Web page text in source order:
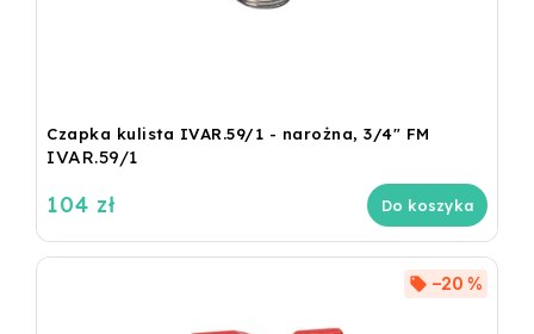
Czapka kulista IVAR.59/1 - narożna, 3/4" FM
IVAR.59/1
104 zł Do koszyka
–20 %